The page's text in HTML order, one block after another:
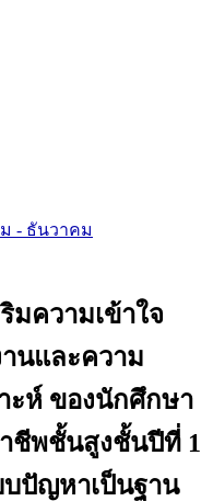
- ธันวาคม
มความเข้าใจ
นและความ
ะห์ ของนักศึกษา
ชีพชั้นสูงชั้นปีที่ 1
บปัญหาเป็นฐาน